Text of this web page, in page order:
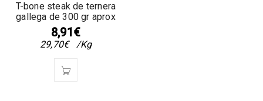
T-bone steak de ternera
gallega de 300 gr aprox
8,91 €
29,70€ /Kg